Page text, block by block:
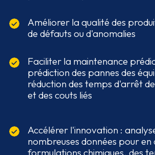
Améliorer la qualité des
de défauts ou d'anomalies
Faciliter la maintenance
prédiction des pannes des
réduction des temps d'arrêt
et des couts liés
Accélérer l'innovation :
nombreuses données pour en
formulations chimiques, des